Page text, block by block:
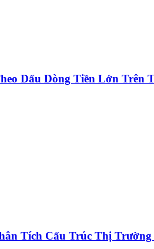
Dấu Dòng Tiền Lớn Trên
Tích Cấu Trúc Thị